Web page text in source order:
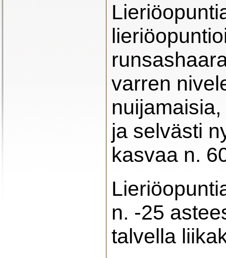
varren
ja selvästi
kasvaa n.
n. -25
talvella